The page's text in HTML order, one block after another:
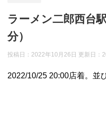
ラーメン二郎西台
分）
投稿日：2022年10月26日 更新日：
2022/10/25 20:00店着。並